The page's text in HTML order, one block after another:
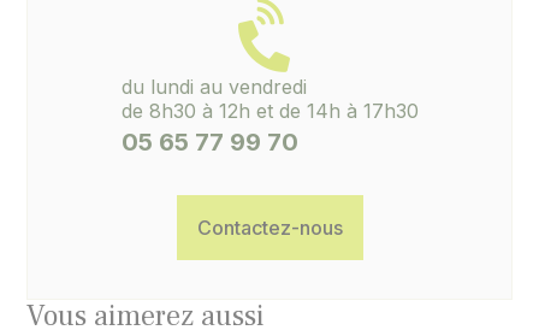
du lundi au vendredi
de 8h30 à 12h et de 14h à 17h30
05 65 77 99 70
Contactez-nous
Vous aimerez aussi